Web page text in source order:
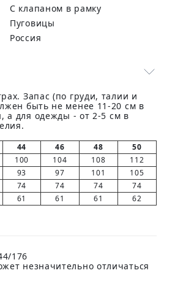
С клапаном в рамку
Пуговицы
Россия
Запас (по груди, талии и
быть не менее 11-20 см в
а для одежды - от 2-5 см в
44 46 48
50
100 104 108
112
93 97 101
105
74 74 74
74
61 61 61 62
176
незначительно отличаться